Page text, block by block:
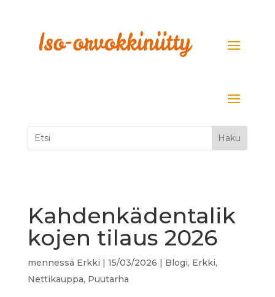
Kahdenkädentalik
kojen tilaus 2026
mennessä Erkki | 15/03/2026 | Blogi, Erkki,
Nettikauppa, Puutarha